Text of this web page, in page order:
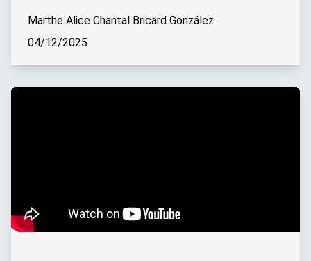
Marthe Alice Chantal Bricard González
04/12/2025